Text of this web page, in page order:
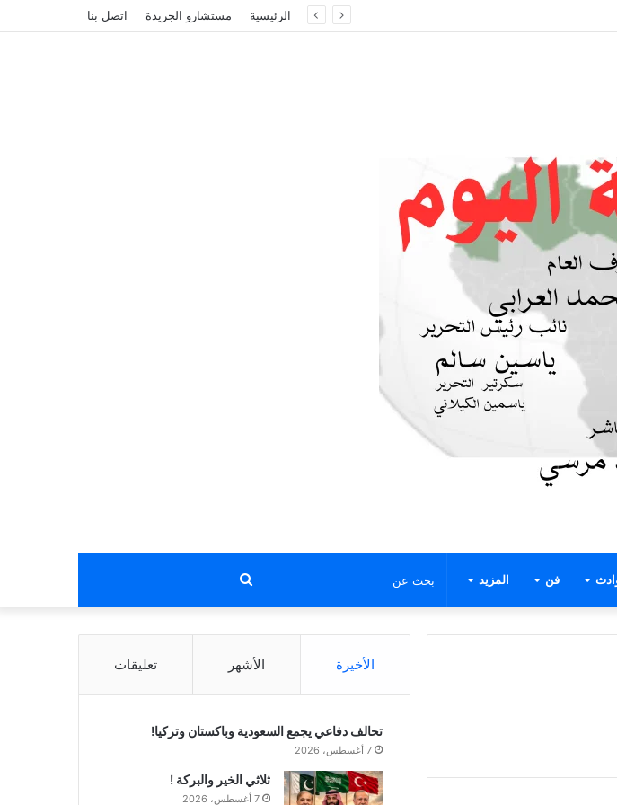
الرئيسية مستشارو الجريدة اتصل بنا
فن المزيد بحث
عن
الأخيرة الأشهر تعليقات
تحالف دفاعي يجمع السعودية وباكستان وتركيا!
7 أغسطس، 2026
ثلاثي الخير والبركة !
7 أغسطس، 2026